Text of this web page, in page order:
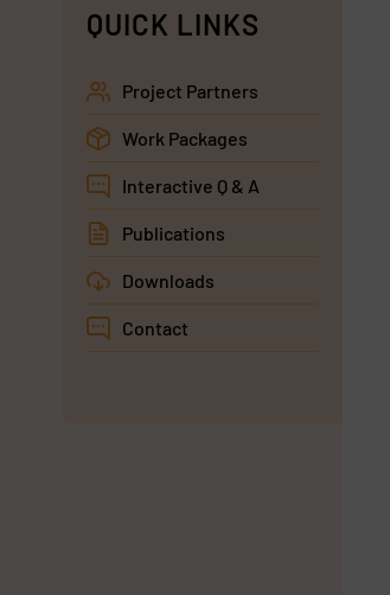
QUICK LINKS
Project Partners
Work Packages
Interactive Q & A
Publications
Downloads
Contact